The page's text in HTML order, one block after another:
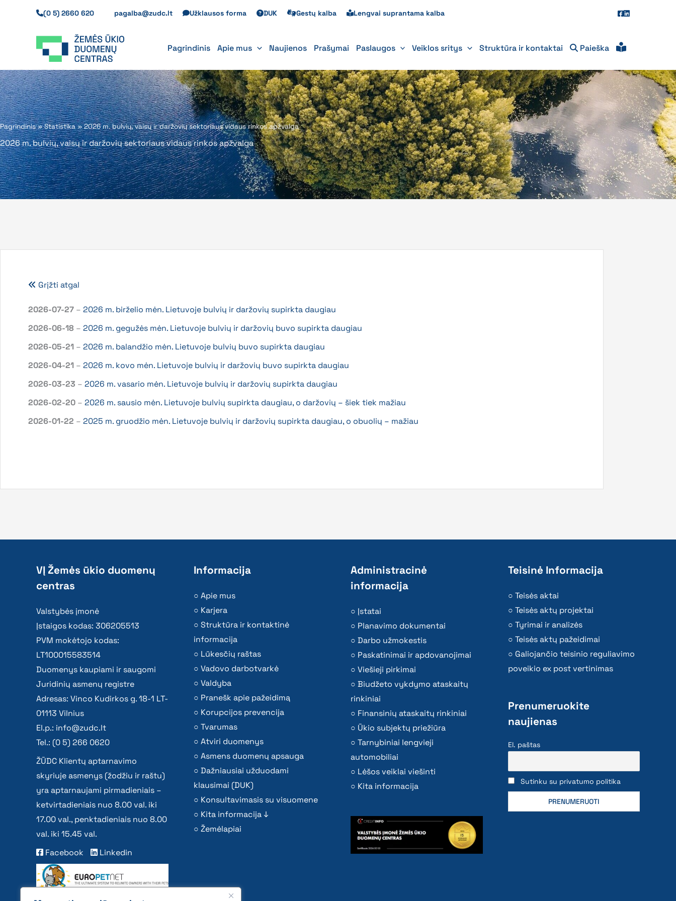
(0 5) 2660 620 pagalba@zudc.lt Užklausos forma DUK Gestų kalba Lengvai suprantama kalba
Pagrindinis Apie mus Naujienos Prašymai Paslaugos Veiklos sritys Struktūra ir kontaktai Paieška
Pagrindinis»Statistika»2026 m. bulvių, vaisų ir daržovių sektoriaus vidaus rinkos apžvalga
2026 m. bulvių, vaisų ir daržovių sektoriaus vidaus rinkos apžvalga
Grįžti atgal
2026-07-27 – 2026 m. birželio mėn. Lietuvoje bulvių ir daržovių supirkta daugiau
2026-06-18 – 2026 m. gegužės mėn. Lietuvoje bulvių ir daržovių buvo supirkta daugiau
2026-05-21 – 2026 m. balandžio mėn. Lietuvoje bulvių buvo supirkta daugiau
2026-04-21 – 2026 m. kovo mėn. Lietuvoje bulvių ir daržovių buvo supirkta daugiau
2026-03-23 – 2026 m. vasario mėn. Lietuvoje bulvių ir daržovių supirkta daugiau
2026-02-20 – 2026 m. sausio mėn. Lietuvoje bulvių supirkta daugiau, o daržovių – šiek tiek mažiau
2026-01-22 – 2025 m. gruodžio mėn. Lietuvoje bulvių ir daržovių supirkta daugiau, o obuolių – mažiau
VĮ Žemės ūkio duomenų
centras
Valstybės įmonė
Įstaigos kodas: 306205513
PVM mokėtojo kodas:
LT100015583514
Duomenys kaupiami ir saugomi
Juridinių asmenų registre
Adresas: Vinco Kudirkos g. 18-1 LT-
01113 Vilnius
El.p.: info@zudc.lt
Tel.: (0 5) 266 0620
ŽŪDC Klientų aptarnavimo
skyriuje asmenys (žodžiu ir raštu)
yra aptarnaujami pirmadieniais –
ketvirtadieniais nuo 8.00 val. iki
17.00 val., penktadieniais nuo 8.00
val. iki 15.45 val.
Facebook
Linkedin
Informacija
Apie mus
Karjera
Struktūra ir kontaktinė
informacija
Lūkesčių raštas
Vadovo darbotvarkė
Valdyba
Pranešk apie pažeidimą
Korupcijos prevencija
Tvarumas
Atviri duomenys
Asmens duomenų apsauga
Dažniausiai užduodami
klausimai (DUK)
Konsultavimasis su visuomene
Kita informacija ↓
Žemėlapiai
Administracinė
informacija
Įstatai
Planavimo dokumentai
Darbo užmokestis
Paskatinimai ir apdovanojimai
Viešieji pirkimai
Biudžeto vykdymo ataskaitų
rinkiniai
Finansinių ataskaitų rinkiniai
Ūkio subjektų priežiūra
Tarnybiniai lengvieji
automobiliai
Lėšos veiklai viešinti
Kita informacija
Teisinė Informacija
Teisės aktai
Teisės aktų projektai
Tyrimai ir analizės
Teisės aktų pažeidimai
Galiojančio teisinio reguliavimo
poveikio ex post vertinimas
Prenumeruokite
naujienas
El. paštas
Sutinku su privatumo politika